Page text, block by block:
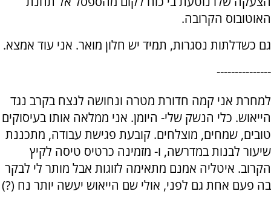
האוטובוס הקרובה.
גם כשדלתות נסגרות, תמיד יש חלון מואר. אני עוד אמצא.
---------------
למחרת אני קמה חדורת מטרה ונחושה לנצח בקרב נגד
הייאוש. כלי הנשק שלי- היומן. אני ממלאה אותו בעיסוקים
טובים, שמחים, מוצלחים. קובעת פגישת עבודה, מתכננת
שיעור לבנות במדרשה, ו- מזמינה כרטיס טיסה לקיץ
הקרוב. איטליה אמנם מתאימה לזוגות אבל מותר לי לבקר
בה פעם אחת גם לפני, אולי שם הייאוש יעשה יותר נח (?)